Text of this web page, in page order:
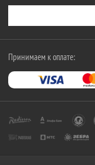
Принимаем к оплате: